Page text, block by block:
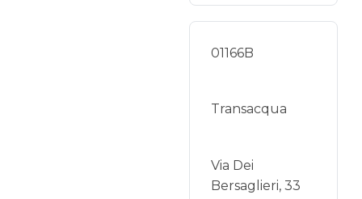
01166B
Transacqua
Via Dei
Bersaglieri, 33